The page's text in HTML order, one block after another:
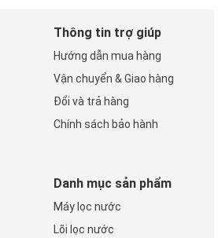
Thông tin trợ giúp
Hướng dẫn mua hàng
Vận chuyển & Giao hàng
Đổi và trả hàng
Chính sách bảo hành
Danh mục sản phẩm
Máy lọc nước
Lõi lọc nước